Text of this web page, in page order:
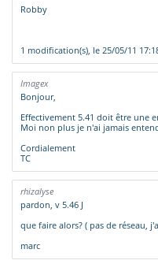
Robby
1 modification(s), le 25/05/11
Imagex
Bonjour,
Effectivement 5.41 doit être une
Moi non plus je n'ai jamais
Cordialement
TC
rhizalyse
pardon, v 5.46 J
que faire alors? ( pas de réseau,
marc